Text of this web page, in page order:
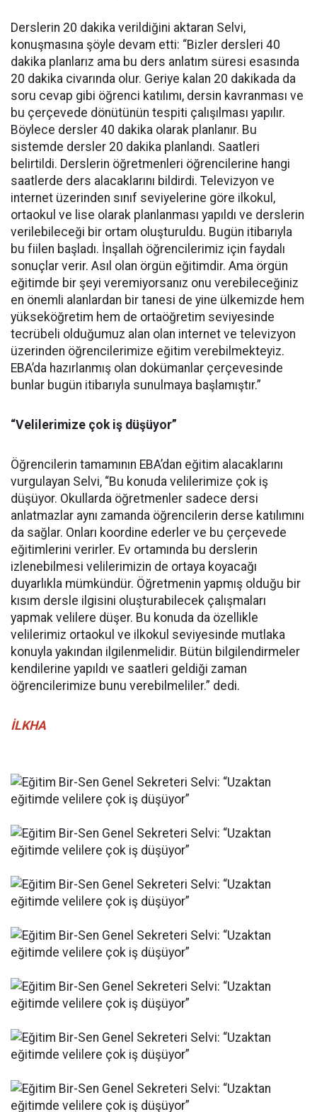
Derslerin 20 dakika verildiğini aktaran Selvi,
konuşmasına şöyle devam etti: “Bizler dersleri 40
dakika planlarız ama bu ders anlatım süresi esasında
20 dakika civarında olur. Geriye kalan 20 dakikada da
soru cevap gibi öğrenci katılımı, dersin kavranması ve
bu çerçevede dönütünün tespiti çalışılması yapılır.
Böylece dersler 40 dakika olarak planlanır. Bu
sistemde dersler 20 dakika planlandı. Saatleri
belirtildi. Derslerin öğretmenleri öğrencilerine hangi
saatlerde ders alacaklarını bildirdi. Televizyon ve
internet üzerinden sınıf seviyelerine göre ilkokul,
ortaokul ve lise olarak planlanması yapıldı ve derslerin
verilebileceği bir ortam oluşturuldu. Bugün itibarıyla
bu fiilen başladı. İnşallah öğrencilerimiz için faydalı
sonuçlar verir. Asıl olan örgün eğitimdir. Ama örgün
eğitimde bir şeyi veremiyorsanız onu verebileceğiniz
en önemli alanlardan bir tanesi de yine ülkemizde hem
yükseköğretim hem de ortaöğretim seviyesinde
tecrübeli olduğumuz alan olan internet ve televizyon
üzerinden öğrencilerimize eğitim verebilmekteyiz.
EBA’da hazırlanmış olan dokümanlar çerçevesinde
bunlar bugün itibarıyla sunulmaya başlamıştır.”
“Velilerimize çok iş düşüyor”
Öğrencilerin tamamının EBA’dan eğitim alacaklarını
vurgulayan Selvi, “Bu konuda velilerimize çok iş
düşüyor. Okullarda öğretmenler sadece dersi
anlatmazlar aynı zamanda öğrencilerin derse katılımını
da sağlar. Onları koordine ederler ve bu çerçevede
eğitimlerini verirler. Ev ortamında bu derslerin
izlenebilmesi velilerimizin de ortaya koyacağı
duyarlıkla mümkündür. Öğretmenin yapmış olduğu bir
kısım dersle ilgisini oluşturabilecek çalışmaları
yapmak velilere düşer. Bu konuda da özellikle
velilerimiz ortaokul ve ilkokul seviyesinde mutlaka
konuyla yakından ilgilenmelidir. Bütün bilgilendirmeler
kendilerine yapıldı ve saatleri geldiği zaman
öğrencilerimize bunu verebilmeliler.” dedi.
İLKHA